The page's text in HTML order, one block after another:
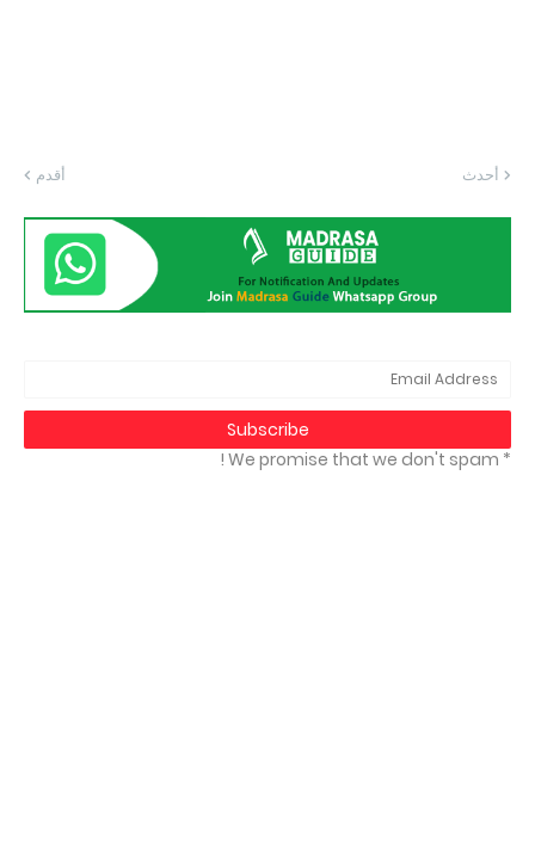
أحدث أقدم
* We promise that we don't spam !